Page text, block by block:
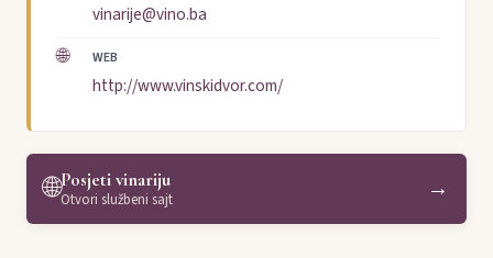
vinarije@vino.ba
🌐 WEB
http://www.vinskidvor.com/
🌐Posjeti vinariju
Otvori službeni sajt →